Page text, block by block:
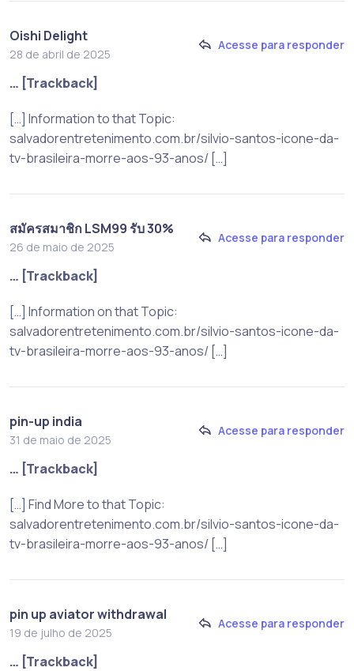
Oishi Delight
28 de abril de 2025
Acesse para responder
… [Trackback]
[…] Information to that Topic:
salvadorentretenimento.com.br/silvio-santos-icone-da-
tv-brasileira-morre-aos-93-anos/ […]
สมัครสมาชิก LSM99 รับ 30%
26 de maio de 2025
Acesse para responder
… [Trackback]
[…] Information on that Topic:
salvadorentretenimento.com.br/silvio-santos-icone-da-
tv-brasileira-morre-aos-93-anos/ […]
pin-up india
31 de maio de 2025
Acesse para responder
… [Trackback]
[…] Find More to that Topic:
salvadorentretenimento.com.br/silvio-santos-icone-da-
tv-brasileira-morre-aos-93-anos/ […]
pin up aviator withdrawal
19 de julho de 2025
Acesse para responder
… [Trackback]